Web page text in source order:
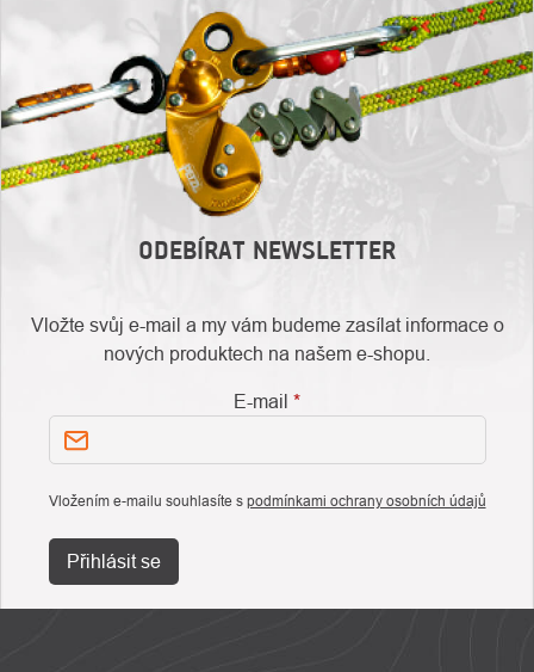
ODEBÍRAT NEWSLETTER
Vložte svůj e-mail a my vám budeme zasílat informace o
nových produktech na našem e-shopu.
E-mail
Vložením e-mailu souhlasíte s podmínkami ochrany osobních údajů
Přihlásit se